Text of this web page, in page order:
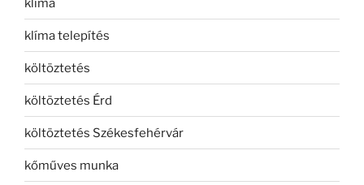
klíma
klíma telepítés
költöztetés
költöztetés Érd
költöztetés Székesfehérvár
kőműves munka